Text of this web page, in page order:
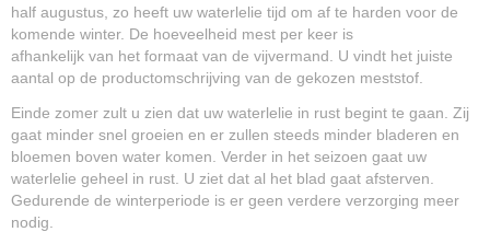
half augustus, zo heeft uw waterlelie tijd om af te harden voor de
komende winter. De hoeveelheid mest per keer is
afhankelijk van het formaat van de vijvermand. U vindt het juiste
aantal op de productomschrijving van de gekozen meststof.
Einde zomer zult u zien dat uw waterlelie in rust begint te gaan. Zij
gaat minder snel groeien en er zullen steeds minder bladeren en
bloemen boven water komen. Verder in het seizoen gaat uw
waterlelie geheel in rust. U ziet dat al het blad gaat afsterven.
Gedurende de winterperiode is er geen verdere verzorging meer
nodig.